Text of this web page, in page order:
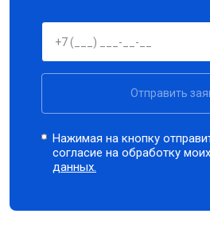
Отправить
Нажимая на кнопку
согласие на обработку
данных.